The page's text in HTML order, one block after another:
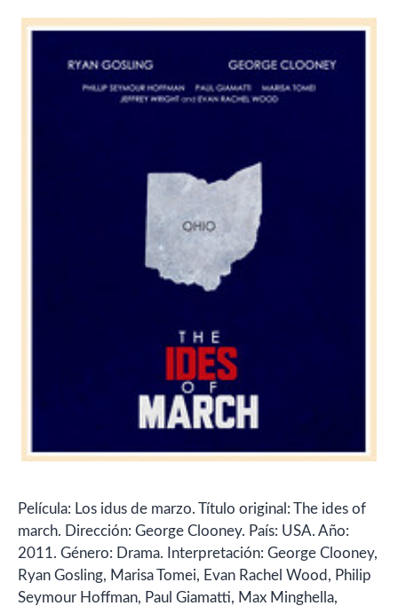
Película: Los idus de marzo. Título original: The ides of
march. Dirección: George Clooney. País: USA. Año:
2011. Género: Drama. Interpretación: George Clooney,
Ryan Gosling, Marisa Tomei, Evan Rachel Wood, Philip
Seymour Hoffman, Paul Giamatti, Max Minghella,